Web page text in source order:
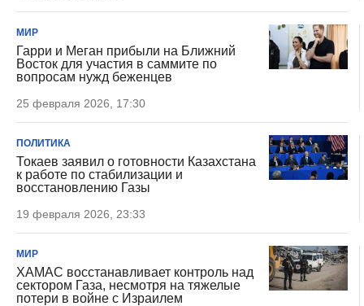
МИР
Гарри и Меган прибыли на Ближний
Восток для участия в саммите по
вопросам нужд беженцев
25 февраля 2026, 17:30
ПОЛИТИКА
Токаев заявил о готовности Казахстана
к работе по стабилизации и
восстановлению Газы
19 февраля 2026, 23:33
МИР
ХАМАС восстанавливает контроль над
сектором Газа, несмотря на тяжелые
потери в войне с Израилем